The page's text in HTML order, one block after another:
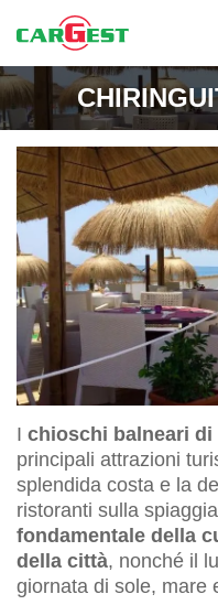
I chioschi balneari di
principali attrazioni
splendida costa e la
ristoranti sulla
fondamentale della
della città, nonché il
giornata di sole, mare